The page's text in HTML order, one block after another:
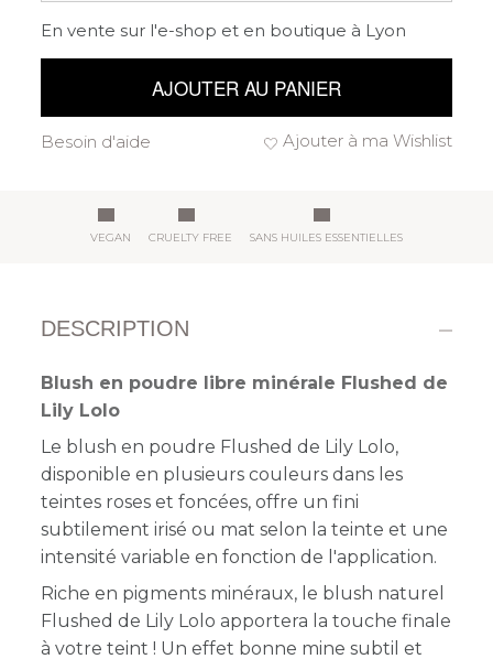
En vente sur l'e-shop et en boutique à Lyon
AJOUTER AU PANIER
Ajouter à ma Wishlist
Besoin d'aide
VEGAN CRUELTY FREE SANS HUILES ESSENTIELLES
DESCRIPTION
Blush en poudre libre minérale Flushed de
Lily Lolo
Le blush en poudre Flushed de Lily Lolo,
disponible en plusieurs couleurs dans les
teintes roses et foncées, offre un fini
subtilement irisé ou mat selon la teinte et une
intensité variable en fonction de l'application.
Riche en pigments minéraux, le blush naturel
Flushed de Lily Lolo apportera la touche finale
à votre teint ! Un effet bonne mine subtil et